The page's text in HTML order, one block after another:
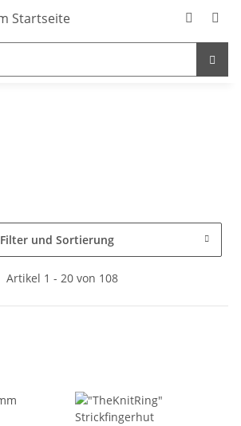
Filter und Sortierung
Artikel 1 - 20 von 108